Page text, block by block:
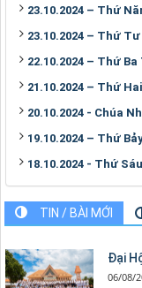
23.10.2024 – Thứ
23.10.2024 – Thứ
22.10.2024 – Thứ
21.10.2024 – Thứ
20.10.2024 - Chúa
19.10.2024 – Thứ
18.10.2024 - Thứ
TIN / BÀI MỚI
Đại
06/08/